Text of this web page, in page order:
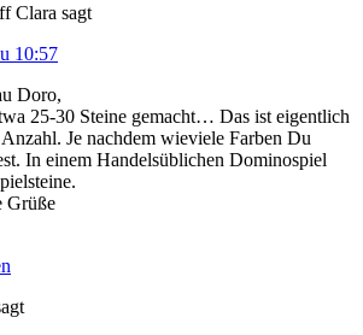
Clara sagt
10:57
Doro,
25-30 Steine gemacht… Das ist eigentlich
Je nachdem wieviele Farben Du
In einem Handelsüblichen Dominospiel
Grüße